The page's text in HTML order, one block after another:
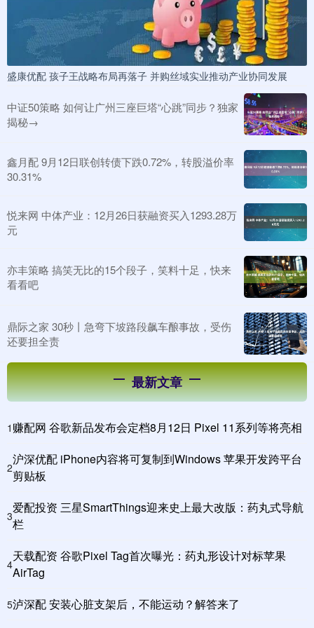
盛康优配 孩子王战略布局再落子 并购丝域实业推动产业协同发展
中证50策略 如何让广州三座巨塔“心跳”同步？独家
揭秘→
鑫月配 9月12日联创转债下跌0.72%，转股溢价率
30.31%
悦来网 中体产业：12月26日获融资买入1293.28万
元
亦丰策略 搞笑无比的15个段子，笑料十足，快来
看看吧
鼎际之家 30秒丨急弯下坡路段飙车酿事故，受伤
还要担全责
最新文章
1 赚配网 谷歌新品发布会定档8月12日 Pixel 11系列等将亮相
2
沪深优配 iPhone内容将可复制到Windows 苹果开发跨平台
剪贴板
3
爱配投资 三星SmartThings迎来史上最大改版：药丸式导航
栏
4
天载配资 谷歌Pixel Tag首次曝光：药丸形设计对标苹果
AirTag
5泸深配 安装心脏支架后，不能运动？解答来了